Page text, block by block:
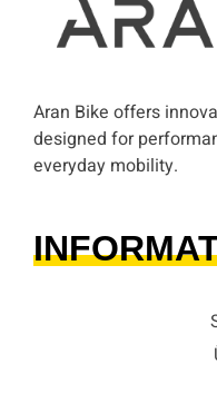
Aran Bike offers
designed for
everyday mobility.